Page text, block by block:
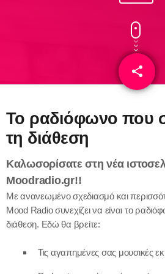
share
email
Το ραδιόφωνο που
τη διάθεση
Καλωσορίσατε στη νέα
Moodradio.gr!!
Με ανανεωμένο σχεδιασμό και
Mood Radio συνεχίζει να είναι το
διάθεση. Εδώ θα βρείτε:
Τις αγαπημένες σας μουσικές